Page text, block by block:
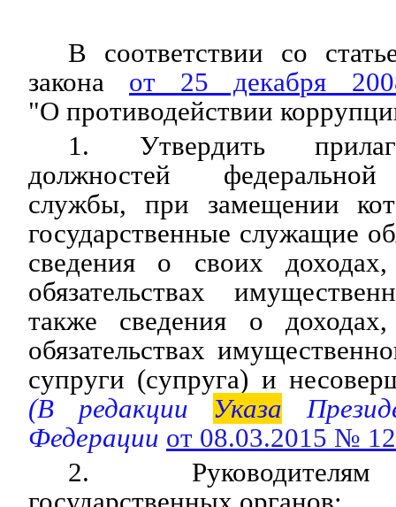
В соответствии со
закона от 25 декабря
"О противодействии
1. Утвердить
должностей федеральной
службы, при замещении
государственные служащие
сведения о своих
обязательствах
также сведения о
обязательствах
супруги (супруга) и
(В редакции Указа
Федерации от 08.03.2015 №
2.